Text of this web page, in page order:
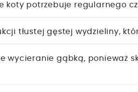
koty potrzebuje regularnego
tłustej gęstej wydzieliny,
wycieranie gąbką, ponieważ